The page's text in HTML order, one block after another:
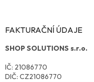
FAKTURAČNÍ ÚDAJE
SHOP SOLUTIONS s.r.o.
IČ: 21086770
DIČ: CZ21086770